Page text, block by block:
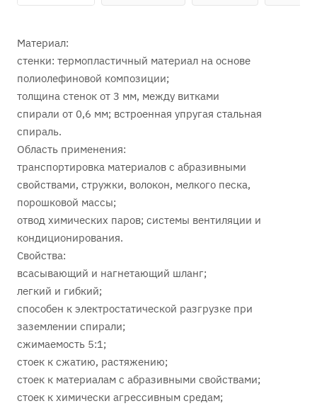
Материал:
стенки: термопластичный материал на основе
полиолефиновой композиции;
толщина стенок от 3 мм, между витками
спирали от 0,6 мм; встроенная упругая стальная
спираль.
Область применения:
транспортировка материалов с абразивными
свойствами, стружки, волокон, мелкого песка,
порошковой массы;
отвод химических паров; системы вентиляции и
кондиционирования.
Свойства:
всасывающий и нагнетающий шланг;
легкий и гибкий;
способен к электростатической разгрузке при
заземлении спирали;
сжимаемость 5:1;
стоек к сжатию, растяжению;
стоек к материалам с абразивными свойствами;
стоек к химически агрессивным средам;